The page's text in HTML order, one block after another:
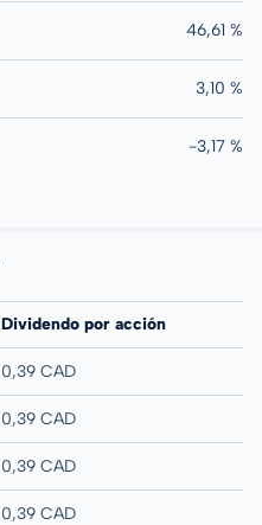
46,61 %
3,10 %
-3,17 %
Dividendo por acción
0,39 CAD
0,39 CAD
0,39 CAD
0,39 CAD